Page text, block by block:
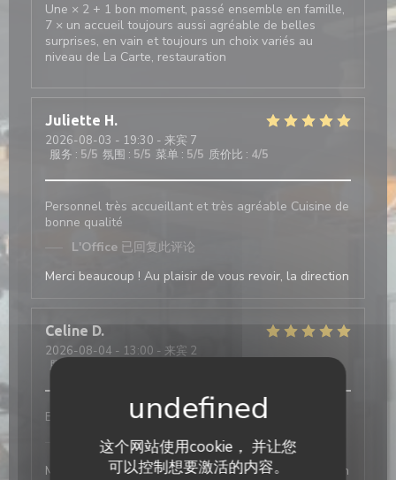
这个网站使用cookie， 并让您
可以控制想要激活的内容。
Une × 2 + 1 bon moment, passé ensemble en famille,
7 × un accueil toujours aussi agréable de belles
surprises, en vain et toujours un choix variés au
niveau de La Carte, restauration
Juliette H
2026-08-03 - 19:30 - 来宾 7
服务 : 5/5 氛围 : 5/5 菜单 : 5/5 质价比 : 4/5
Personnel très accueillant et très agréable Cuisine de
bonne qualité
L'Office 已回复此评论
Merci beaucoup ! Au plaisir de vous revoir, la direction
Celine D
2026-08-04 - 13:00 - 来宾 2
服务
Bon service et efficace
L'Office 已回复此评论
Merci beaucoup ! Au plaisir de vous revoir, la direction